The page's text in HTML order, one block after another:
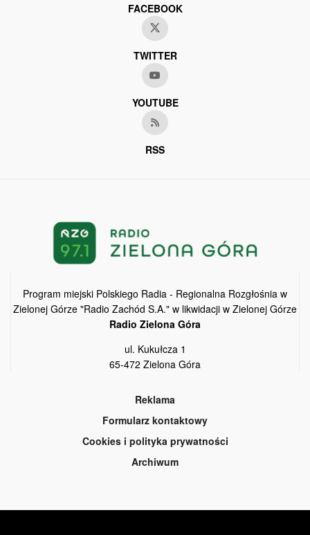
FACEBOOK
TWITTER
YOUTUBE
RSS
Program miejski Polskiego Radia - Regionalna Rozgłośnia w
Zielonej Górze "Radio Zachód S.A." w likwidacji w Zielonej Górze
Radio Zielona Góra
ul. Kukułcza 1
65-472 Zielona Góra
Reklama
Formularz kontaktowy
Cookies i polityka prywatności
Archiwum